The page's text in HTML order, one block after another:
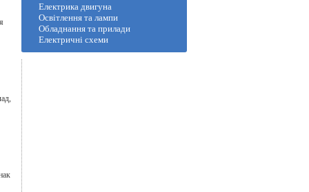
Електрика двигуна
Освітлення та лампи
Обладнання та прилади
Електричні схеми